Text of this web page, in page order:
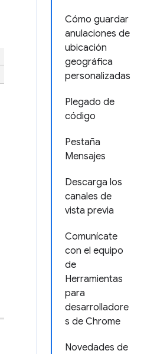
Cómo guardar
anulaciones de
ubicación
geográfica
personalizadas
Plegado de
código
Pestaña
Mensajes
Descarga los
canales de
vista previa
Comunícate
con el equipo
de
Herramientas
para
desarrolladore
s de Chrome
Novedades de